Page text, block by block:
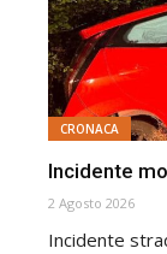
CRONACA
Incidente
2 Agosto 2026
Incidente